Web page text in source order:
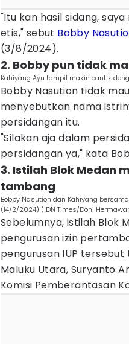
"Itu kan hasil sidang,
etis," sebut Bobby
(3/8/2024).
2. Bobby pun tidak
Kahiyang Ayu tampil makin cantik
Bobby Nasution tidak
menyebutkan nama
persidangan itu.
"Silakan aja dalam
persidangan ya," kata
3. Istilah Blok Medan
tambang
Bobby Nasution dan Kahiyang
(14/2/2024) (IDN Times/Doni
Sebelumnya, istilah Blok
pengurusan izin
pengurusan IUP tersebut
Maluku Utara, Suryanto
Komisi Pemberantasan